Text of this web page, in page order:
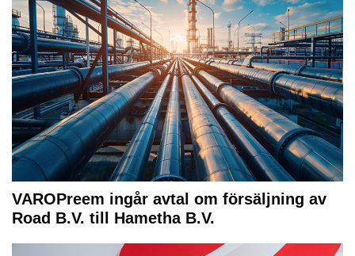
VAROPreem ingår avtal om försäljning av
Road B.V. till Hametha B.V.